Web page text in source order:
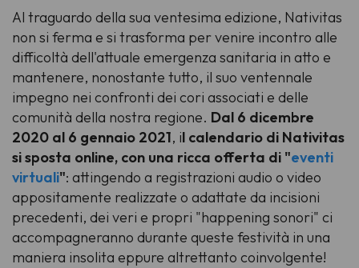
Al traguardo della sua ventesima edizione, Nativitas
non si ferma e si trasforma per venire incontro alle
difficoltà dell'attuale emergenza sanitaria in atto e
mantenere, nonostante tutto, il suo ventennale
impegno nei confronti dei cori associati e delle
comunità della nostra regione. Dal 6 dicembre
2020 al 6 gennaio 2021, il calendario di Nativitas
si sposta online, con una ricca offerta di "eventi
virtuali": attingendo a registrazioni audio o video
appositamente realizzate o adattate da incisioni
precedenti, dei veri e propri "happening sonori" ci
accompagneranno durante queste festività in una
maniera insolita eppure altrettanto coinvolgente!